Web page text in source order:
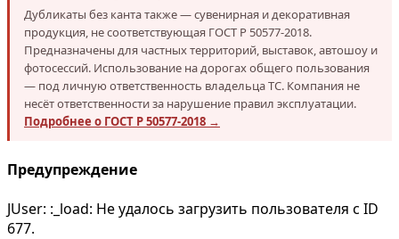
Дубликаты без канта также — сувенирная и декоративная
продукция, не соответствующая ГОСТ Р 50577-2018.
Предназначены для частных территорий, выставок, автошоу и
фотосессий. Использование на дорогах общего пользования
— под личную ответственность владельца ТС. Компания не
несёт ответственности за нарушение правил эксплуатации.
Подробнее о ГОСТ Р 50577-2018 →
Предупреждение
JUser: :_load: Не удалось загрузить пользователя с ID
677.